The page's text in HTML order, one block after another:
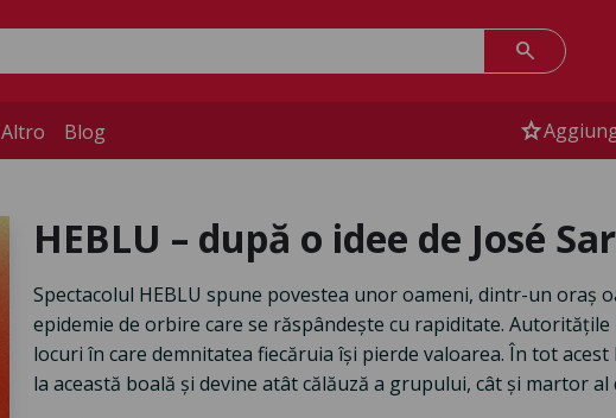
search
Altro Blog star
HEBLU – după o idee de José
Spectacolul HEBLU spune povestea unor oameni, dintr-un oraș
epidemie de orbire care se răspândește cu rapiditate.
locuri în care demnitatea fiecăruia își pierde valoarea. În tot
la această boală și devine atât călăuză a grupului, cât și martor